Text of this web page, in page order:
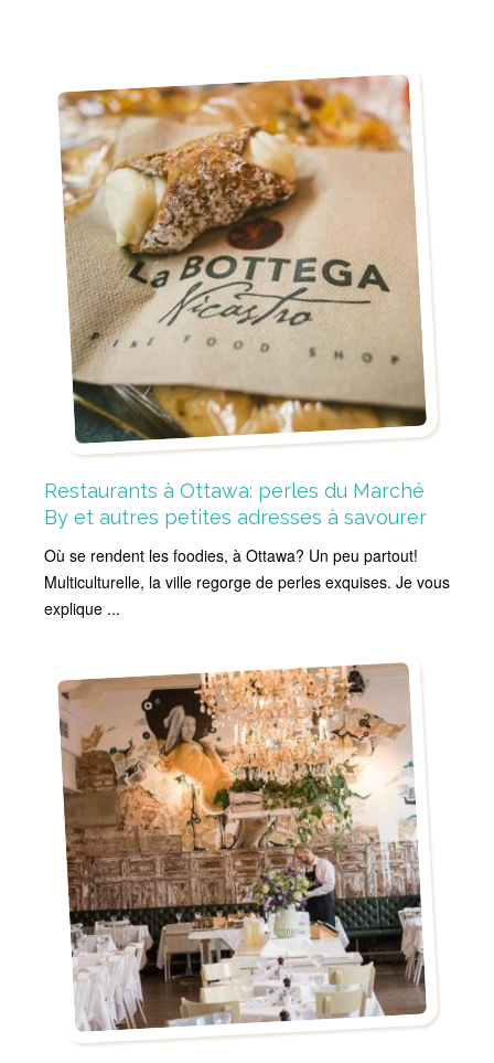
Restaurants à Ottawa: perles du Marché
By et autres petites adresses à savourer
Où se rendent les foodies, à Ottawa? Un peu partout!
Multiculturelle, la ville regorge de perles exquises. Je vous
explique ...